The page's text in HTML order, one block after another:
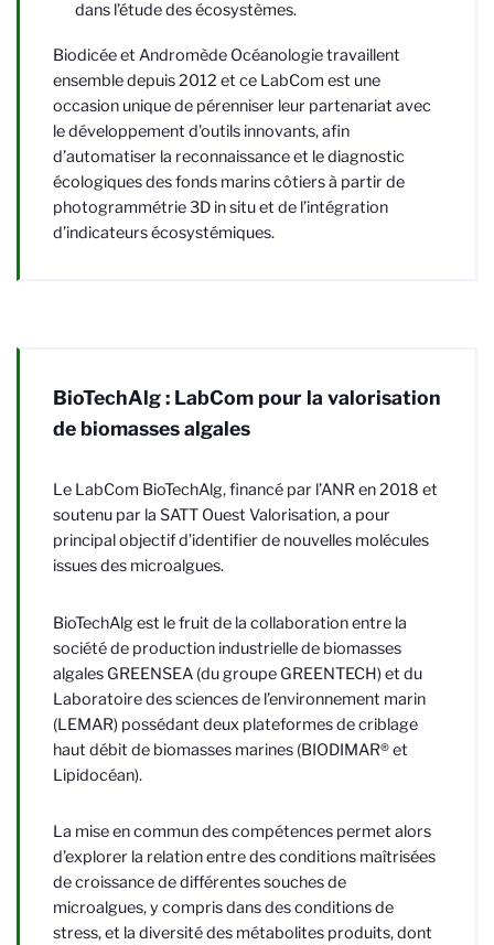
dans l’étude des écosystèmes.
Biodicée et Andromède Océanologie travaillent
ensemble depuis 2012 et ce LabCom est une
occasion unique de pérenniser leur partenariat avec
le développement d'outils innovants, afin
d’automatiser la reconnaissance et le diagnostic
écologiques des fonds marins côtiers à partir de
photogrammétrie 3D in situ et de l’intégration
d’indicateurs écosystémiques.
BioTechAlg : LabCom pour la valorisation
de biomasses algales
Le LabCom BioTechAlg, financé par l’ANR en 2018 et
soutenu par la SATT Ouest Valorisation, a pour
principal objectif d’identifier de nouvelles molécules
issues des microalgues.
BioTechAlg est le fruit de la collaboration entre la
société de production industrielle de biomasses
algales GREENSEA (du groupe GREENTECH) et du
Laboratoire des sciences de l’environnement marin
(LEMAR) possédant deux plateformes de criblage
haut débit de biomasses marines (BIODIMAR® et
Lipidocéan).
La mise en commun des compétences permet alors
d’explorer la relation entre des conditions maîtrisées
de croissance de différentes souches de
microalgues, y compris dans des conditions de
stress, et la diversité des métabolites produits, dont